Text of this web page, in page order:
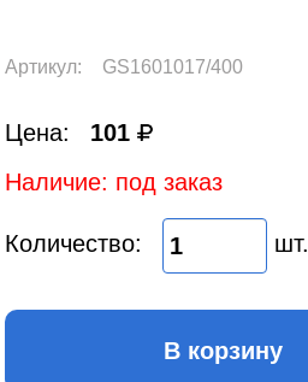
Артикул: GS1601017/400
Цена:
101
Наличие: под заказ
Количество: шт.
В корзину